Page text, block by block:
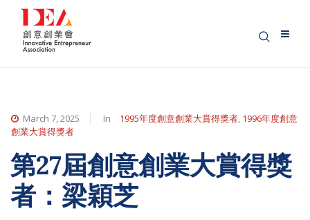
March 7, 2025 In 1995年度創意創業大賞得獎者, 1996年度創意
創業大賞得獎者
第27屆創意創業大賞得獎
者：梁穎芝